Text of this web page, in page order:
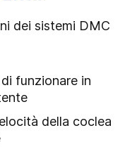
dei sistemi DMC
funzionare in
della coclea